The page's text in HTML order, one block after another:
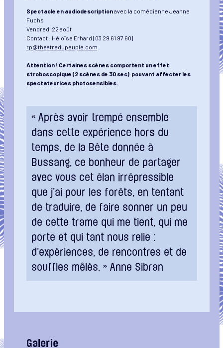
Spectacle en audiodescriptionavec la comédienne Jeanne
Fuchs
Vendredi 22 août
Contact : Héloïse Erhard | 03 29 61 97 60 |
rp@theatredupeuple.com
Attention ! Certaines scènes comportent un effet
stroboscopique (2 scènes de 30 sec) pouvant affecter les
spectateurices photosensibles.
« Après avoir trempé ensemble
dans cette expérience hors du
temps, de la Bête donnée à
Bussang, ce bonheur de partager
avec vous cet élan irrépressible
que j’ai pour les forêts, en tentant
de traduire, de faire sonner un peu
de cette trame qui me tient, qui me
porte et qui tant nous relie :
d’expériences, de rencontres et de
souffles mêlés. » Anne Sibran
Galerie